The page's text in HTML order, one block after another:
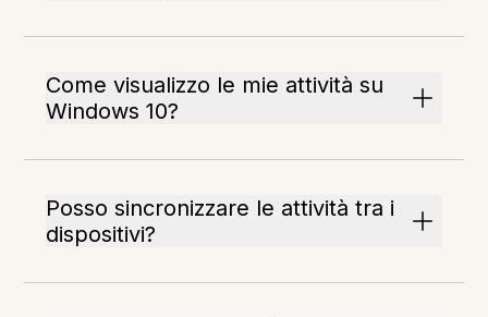
Come visualizzo le mie attività su
Windows 10?
Posso sincronizzare le attività tra i
dispositivi?